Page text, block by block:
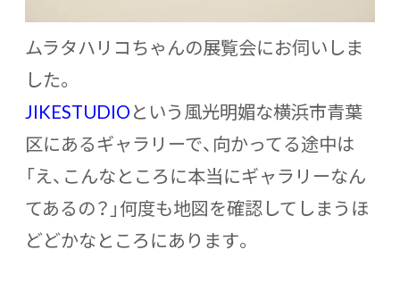
ムラタハリコちゃんの展覧会にお伺いしま
した。
JIKESTUDIOという風光明媚な横浜市青葉
区にあるギャラリーで、向かってる途中は
「え、こんなところに本当にギャラリーなん
てあるの？」何度も地図を確認してしまうほ
どどかなところにあります。